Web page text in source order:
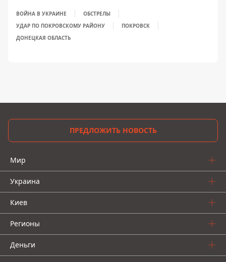
ВОЙНА В УКРАИНЕ
ОБСТРЕЛЫ
УДАР ПО ПОКРОВСКОМУ РАЙОНУ
ПОКРОВСК
ДОНЕЦКАЯ ОБЛАСТЬ
ПРЕДЛОЖИТЬ НОВОСТЬ
Мир
Украина
Киев
Регионы
Деньги